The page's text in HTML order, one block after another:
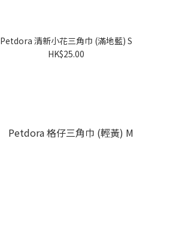
Petdora 清新小花三角巾 (滿地藍) S
HK$25.00